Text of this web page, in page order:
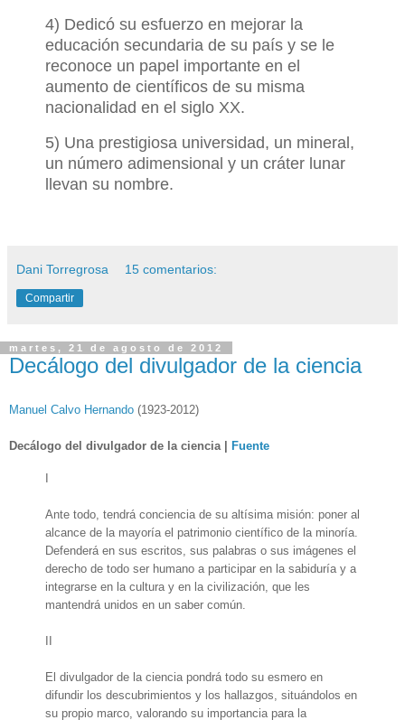
4) Dedicó su esfuerzo en mejorar la
educación secundaria de su país y se le
reconoce un papel importante en el
aumento de científicos de su misma
nacionalidad en el siglo XX.
5) Una prestigiosa universidad, un mineral,
un número adimensional y un cráter lunar
llevan su nombre.
Dani Torregrosa 15 comentarios:
Compartir
martes, 21 de agosto de 2012
Decálogo del divulgador de la ciencia
Manuel Calvo Hernando (1923-2012)
Decálogo del divulgador de la ciencia | Fuente
I
Ante todo, tendrá conciencia de su altísima misión: poner al
alcance de la mayoría el patrimonio científico de la minoría.
Defenderá en sus escritos, sus palabras o sus imágenes el
derecho de todo ser humano a participar en la sabiduría y a
integrarse en la cultura y en la civilización, que les
mantendrá unidos en un saber común.
II
El divulgador de la ciencia pondrá todo su esmero en
difundir los descubrimientos y los hallazgos, situándolos en
su propio marco, valorando su importancia para la